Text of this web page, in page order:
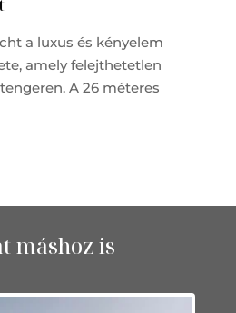
a luxus és kényelem
amely felejthetetlen
A 26 méteres
máshoz is